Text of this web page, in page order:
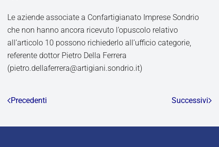
Le aziende associate a Confartigianato Imprese Sondrio
che non hanno ancora ricevuto l’opuscolo relativo
all’articolo 10 possono richiederlo all’ufficio categorie,
referente dottor Pietro Della Ferrera
(pietro.dellaferrera@artigiani.sondrio.it)
Precedenti Successivi